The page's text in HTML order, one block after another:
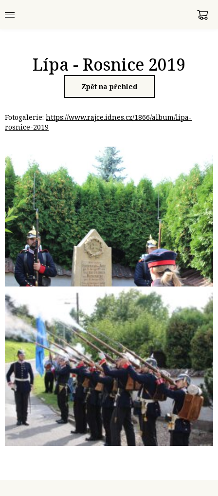
Zpět na přehled
Lípa - Rosnice 2019
Fotogalerie: https://www.rajce.idnes.cz/1866/album/lipa-
rosnice-2019